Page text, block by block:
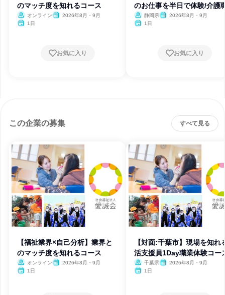
のマッチ度を知れるコース
オンライン
2026年8月・9月
1日
お気に入り
のお仕事を半日で体験/介護
静岡県
2026年8月・9月
1日
お気に入り
この企業の募集 すべて見る
【福祉業界×自己分析】業界と
のマッチ度を知れるコース
オンライン
2026年8月・9月
1日
【対面:千葉市】現場を知れ
活支援員1Day職業体験コー
千葉県
2026年8月・9月
1日